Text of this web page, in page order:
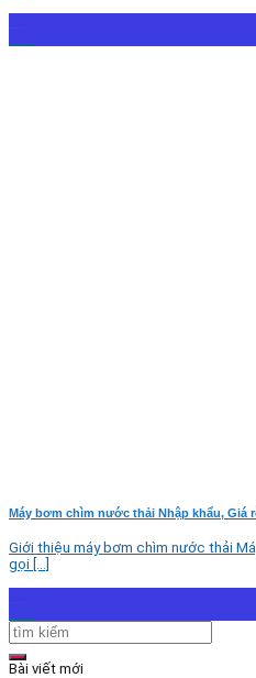
Máy bơm chìm nước thải Nhập khẩu, Giá
Giới thiệu máy bơm chìm nước thải
gọi [...]
Bài viết mới